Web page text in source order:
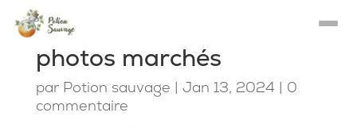
photos marchés
par Potion sauvage | Jan 13, 2024 | 0
commentaire